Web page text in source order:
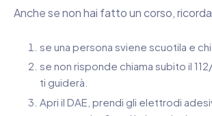
Anche se non hai fatto un corso,
se una persona sviene scuotila e
se non risponde chiama subito il
ti guiderà.
Apri il DAE, prendi gli elettrodi